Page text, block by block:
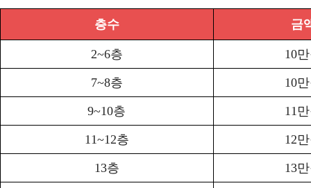
층수 금
2~6층 10
7~8층 10
9~10층 11
11~12층 12
13층 13